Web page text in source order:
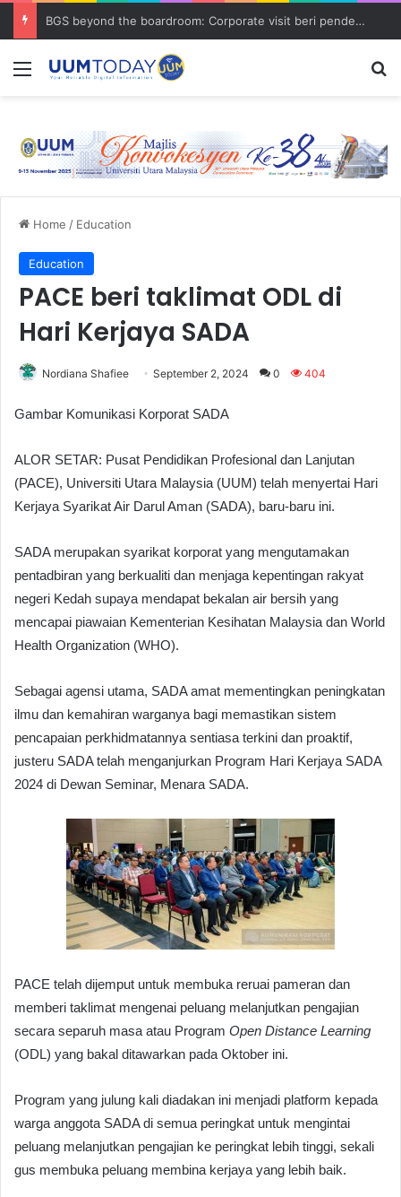
BGS beyond the boardroom: Corporate visit beri pendedahan dunia korporat kepada PELAJAR UUM
Menu
Home / Education
Education
PACE beri taklimat ODL di
Hari Kerjaya SADA
Nordiana Shafiee September 2, 2024 0 404
Gambar Komunikasi Korporat SADA
ALOR SETAR: Pusat Pendidikan Profesional dan Lanjutan
(PACE), Universiti Utara Malaysia (UUM) telah menyertai Hari
Kerjaya Syarikat Air Darul Aman (SADA), baru-baru ini.
SADA merupakan syarikat korporat yang mengutamakan
pentadbiran yang berkualiti dan menjaga kepentingan rakyat
negeri Kedah supaya mendapat bekalan air bersih yang
mencapai piawaian Kementerian Kesihatan Malaysia dan World
Health Organization (WHO).
Sebagai agensi utama, SADA amat mementingkan peningkatan
ilmu dan kemahiran warganya bagi memastikan sistem
pencapaian perkhidmatannya sentiasa terkini dan proaktif,
justeru SADA telah menganjurkan Program Hari Kerjaya SADA
2024 di Dewan Seminar, Menara SADA.
PACE telah dijemput untuk membuka reruai pameran dan
memberi taklimat mengenai peluang melanjutkan pengajian
secara separuh masa atau Program Open Distance Learning
(ODL) yang bakal ditawarkan pada Oktober ini.
Program yang julung kali diadakan ini menjadi platform kepada
warga anggota SADA di semua peringkat untuk mengintai
peluang melanjutkan pengajian ke peringkat lebih tinggi, sekali
gus membuka peluang membina kerjaya yang lebih baik.